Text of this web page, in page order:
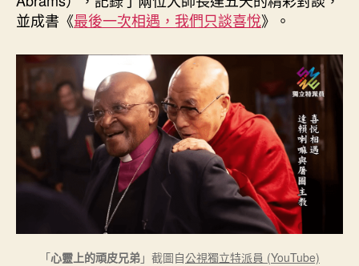
建
32
種
超
能
力”
並成書《最後一次相遇，我們只談喜悅》。
「心靈上的頑皮兄弟 」截圖自公視獨立特派員 (YouTube)